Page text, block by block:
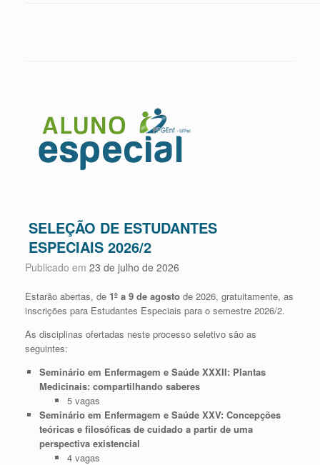
SELEÇÃO DE ESTUDANTES
ESPECIAIS 2026/2
Publicado em 23 de julho de 2026
Estarão abertas, de 1º a 9 de agosto de 2026, gratuitamente, as
inscrições para Estudantes Especiais para o semestre 2026/2.
As disciplinas ofertadas neste processo seletivo são as
seguintes:
Seminário em Enfermagem e Saúde XXXII: Plantas
Medicinais: compartilhando saberes
5 vagas
Seminário em Enfermagem e Saúde XXV: Concepções
teóricas e filosóficas de cuidado a partir de uma
perspectiva existencial
4 vagas